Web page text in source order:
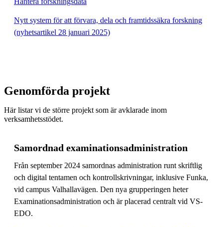
Nytt system för att förvara, dela och framtidssäkra forskning
(nyhetsartikel 28 januari 2025)
Genomförda projekt
Här listar vi de större projekt som är avklarade inom
verksamhetsstödet.
Samordnad examinationsadministration
Från september 2024 samordnas administration runt skriftlig
och digital tentamen och kontrollskrivningar, inklusive Funka,
vid campus Valhallavägen. Den nya grupperingen heter
Examinationsadministration och är placerad centralt vid VS-
EDO.